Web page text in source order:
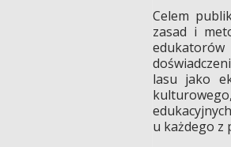
Celem
zasad i
lasu jako
u każdego z